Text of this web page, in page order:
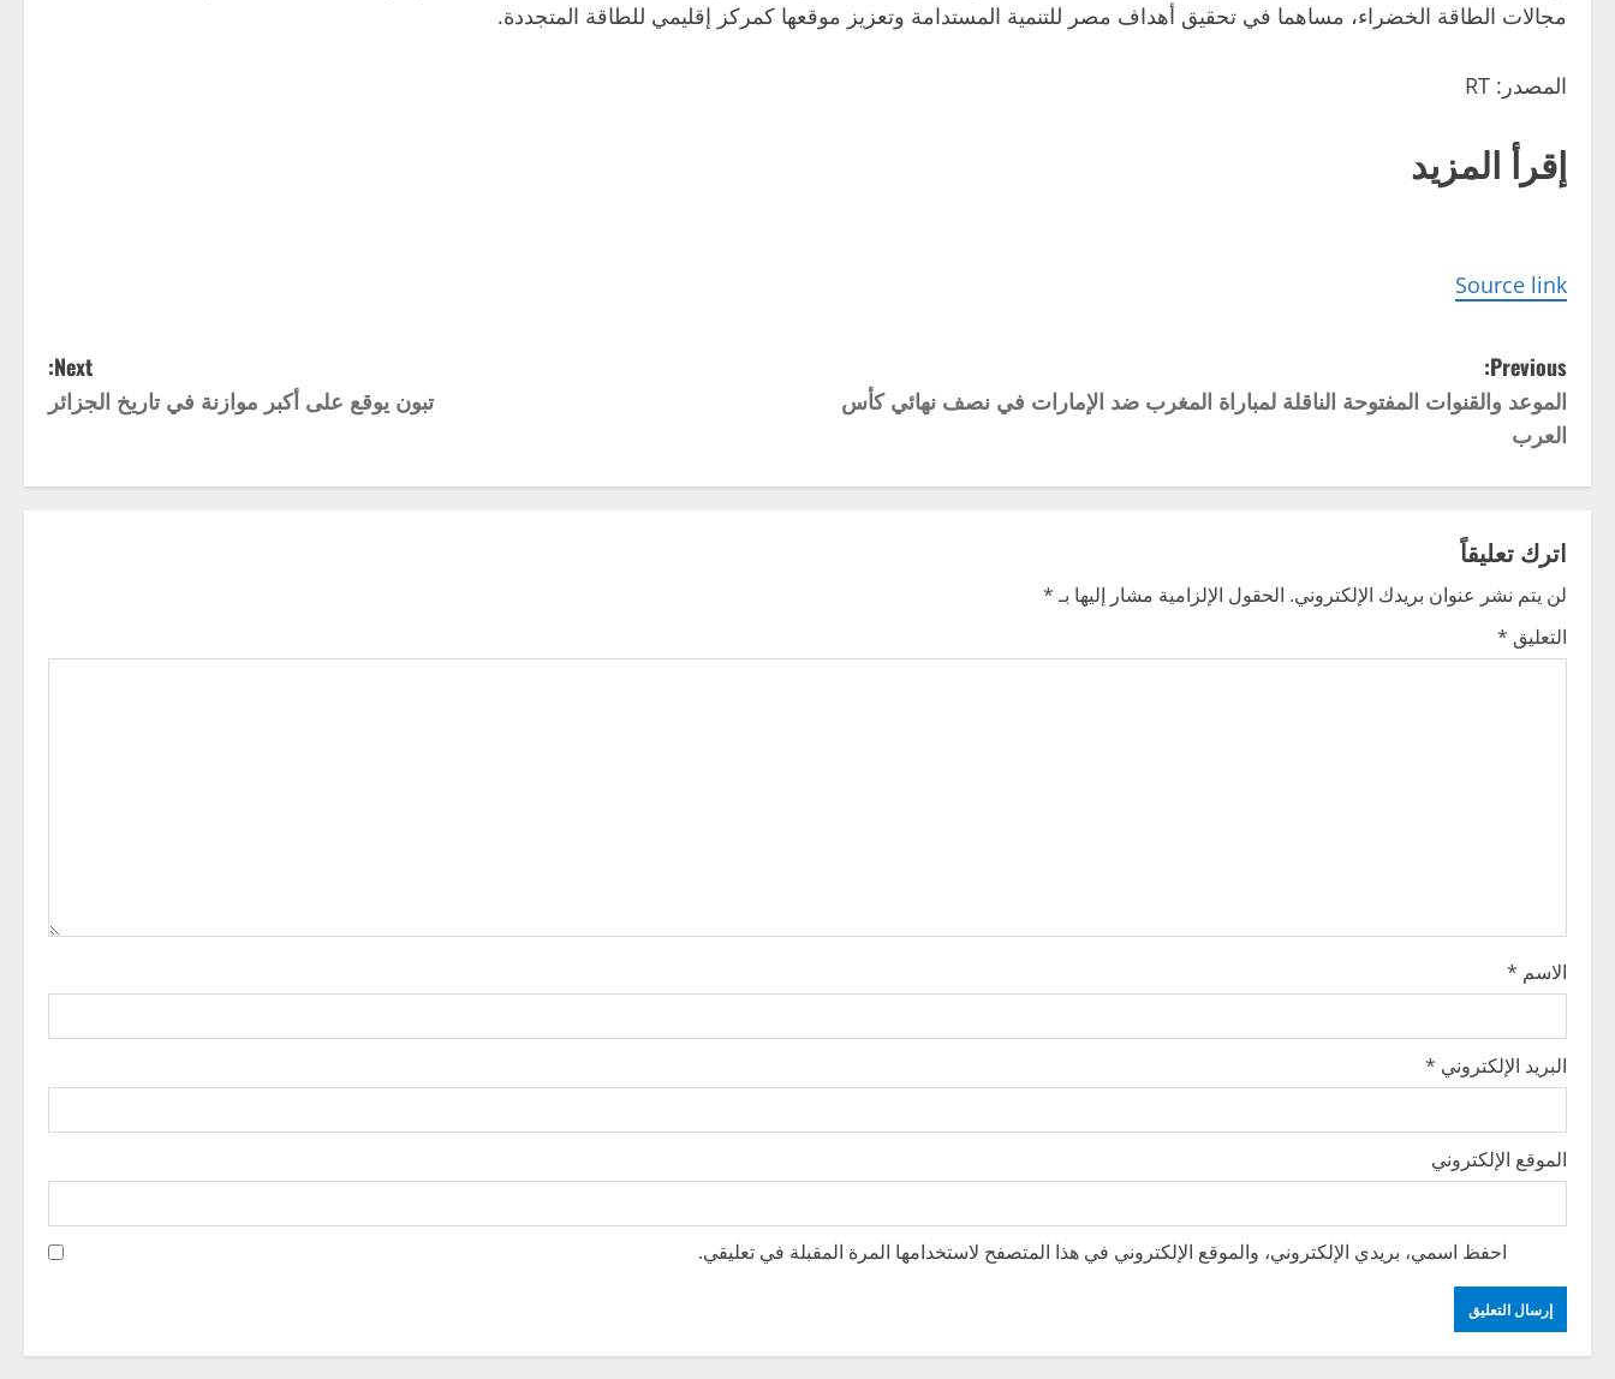
مجالات الطاقة الخضراء، مساهما في تحقيق أهداف مصر للتنمية المستدامة وتعزيز موقعها كمركز إقليمي للطاقة المتجددة.
المصدر: RT
إقرأ المزيد
Source link
P
o
s
n
a
v
i
o
n
Previous:
الموعد والقنوات المفتوحة الناقلة لمباراة المغرب ضد الإمارات في نصف نهائي كأس
العرب
Next:
تبون يوقع على أكبر موازنة في تاريخ الجزائر
اترك تعليقاً
لن يتم نشر عنوان بريدك الإلكتروني. الحقول الإلزامية مشار إليها بـ*
التعليق *
الاسم *
البريد الإلكتروني *
الموقع الإلكتروني
احفظ اسمي، بريدي الإلكتروني، والموقع الإلكتروني في هذا المتصفح لاستخدامها المرة المقبلة في تعليقي.